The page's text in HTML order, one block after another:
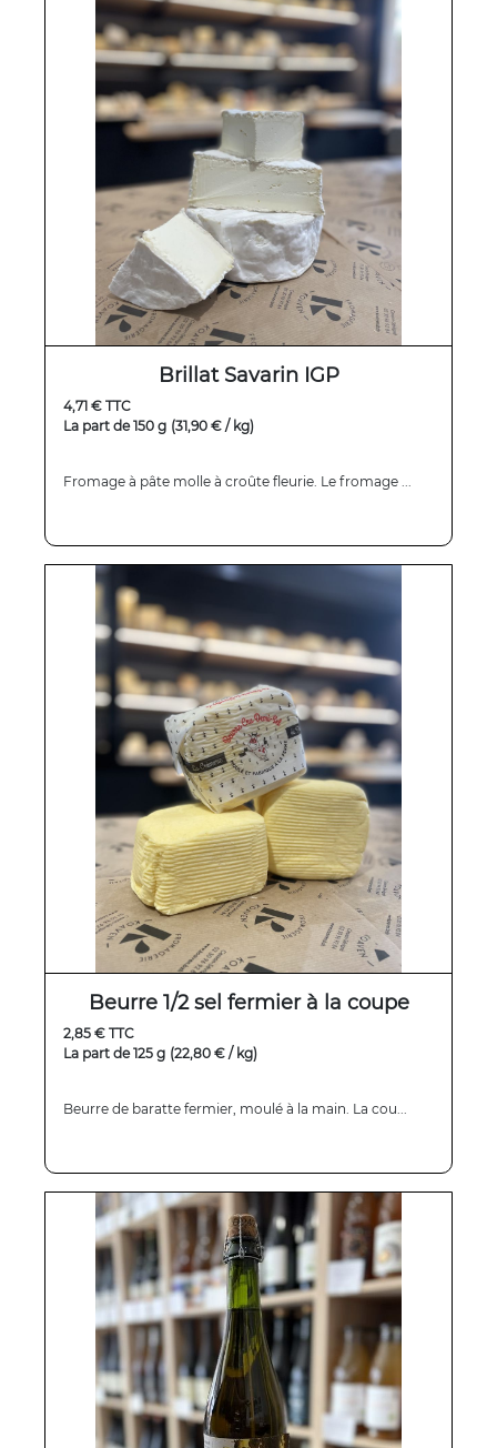
Brillat Savarin IGP
4,71 € TTC
La part de 150 g (31,90 € / kg)
Fromage à pâte molle à croûte fleurie. Le fromage ...
Beurre 1/2 sel fermier à la coupe
2,85 € TTC
La part de 125 g (22,80 € / kg)
Beurre de baratte fermier, moulé à la main. La cou...